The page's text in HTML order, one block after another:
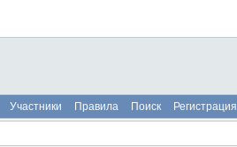
Участники Правила Поиск Регистрация